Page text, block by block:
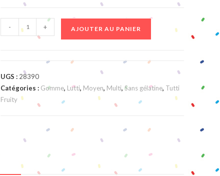
quantité
de
- + AJOUTER AU PANIER
UGS : 28390
Catégories : Gomme, Lutti, Moyen, Multi,Sans gélatine, Tutti
Fruity